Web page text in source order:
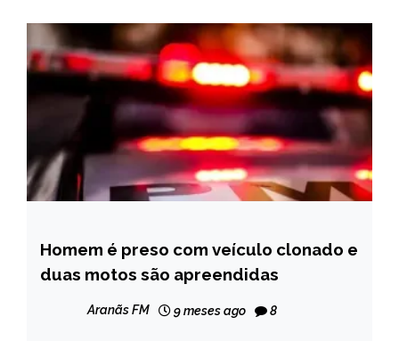
CAPELINHA
NOTÍCIAS
Homem é preso com veículo clonado e
duas motos são apreendidas
Aranãs FM 9 meses ago 8